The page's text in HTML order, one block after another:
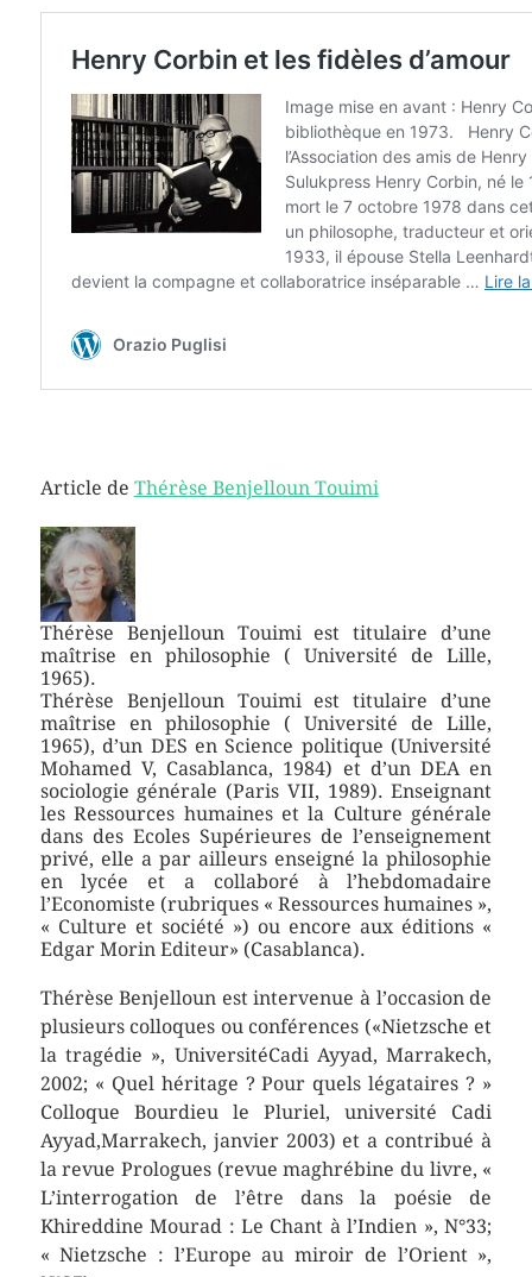
Article de Thérèse Benjelloun Touimi
Thérèse Benjelloun Touimi est titulaire d’une
maîtrise en philosophie ( Université de Lille,
1965).
Thérèse Benjelloun Touimi est titulaire d’une
maîtrise en philosophie ( Université de Lille,
1965), d’un DES en Science politique (Université
Mohamed V, Casablanca, 1984) et d’un DEA en
sociologie générale (Paris VII, 1989). Enseignant
les Ressources humaines et la Culture générale
dans des Ecoles Supérieures de l’enseignement
privé, elle a par ailleurs enseigné la philosophie
en lycée et a collaboré à l’hebdomadaire
l’Economiste (rubriques « Ressources humaines »,
« Culture et société ») ou encore aux éditions «
Edgar Morin Editeur» (Casablanca).
Thérèse Benjelloun est intervenue à l’occasion de
plusieurs colloques ou conférences («Nietzsche et
la tragédie », UniversitéCadi Ayyad, Marrakech,
2002; « Quel héritage ? Pour quels légataires ? »
Colloque Bourdieu le Pluriel, université Cadi
Ayyad,Marrakech, janvier 2003) et a contribué à
la revue Prologues (revue maghrébine du livre, «
L’interrogation de l’être dans la poésie de
Khireddine Mourad : Le Chant à l’Indien », N°33;
« Nietzsche : l’Europe au miroir de l’Orient »,